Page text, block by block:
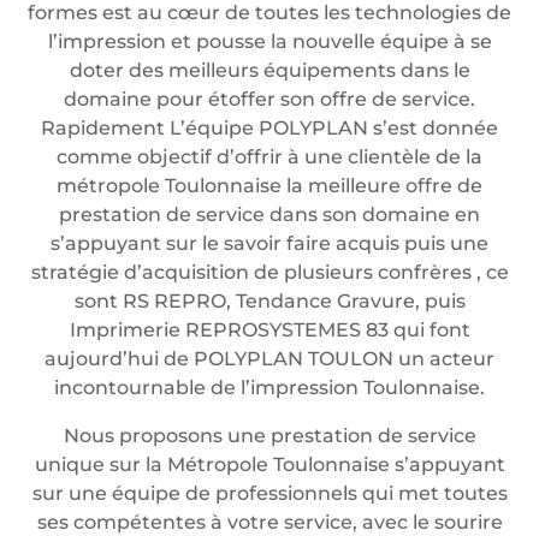
formes est au cœur de toutes les technologies de
l’impression et pousse la nouvelle équipe à se
doter des meilleurs équipements dans le
domaine pour étoffer son offre de service.
Rapidement L’équipe POLYPLAN s’est donnée
comme objectif d’offrir à une clientèle de la
métropole Toulonnaise la meilleure offre de
prestation de service dans son domaine en
s’appuyant sur le savoir faire acquis puis une
stratégie d’acquisition de plusieurs confrères , ce
sont RS REPRO, Tendance Gravure, puis
Imprimerie REPROSYSTEMES 83 qui font
aujourd’hui de POLYPLAN TOULON un acteur
incontournable de l’impression Toulonnaise.
Nous proposons une prestation de service
unique sur la Métropole Toulonnaise s’appuyant
sur une équipe de professionnels qui met toutes
ses compétentes à votre service, avec le sourire